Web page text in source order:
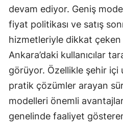
devam ediyor. Geniş
fiyat politikası ve satış
hizmetleriyle dikkat çeken
Ankara’daki kullanıcılar
görüyor. Özellikle şehir içi
pratik çözümler arayan
modelleri önemli
genelinde faaliyet